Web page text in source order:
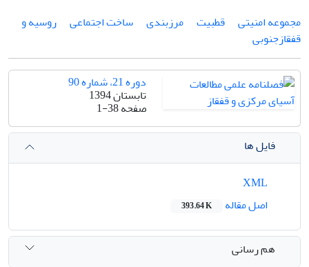
مجموعه امنیتی
قطبیت مرزبندی ساخت اجتماعی
روسیه و
قفقازجنوبی
دوره 21، شماره 90
تابستان 1394
صفحه1-38
فایل ها
اصل مقاله
393.64 K
هم رسانی